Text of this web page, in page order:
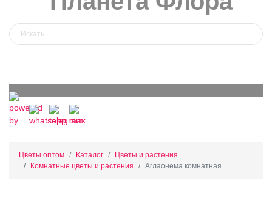
Цветы оптом Каталог
Цветы и растения
Комнатные цветы и растения
Аглаонема комнатная